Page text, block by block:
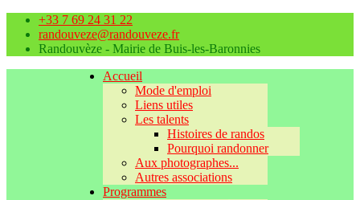
+33 7 69 24 31 22
randouveze@randouveze.fr
Randouvèze - Mairie de Buis-les-Baronnies
Accueil
Mode d'emploi
Liens utiles
Les talents
Histoires de randos
Pourquoi randonner
Aux photographes...
Autres associations
Programmes